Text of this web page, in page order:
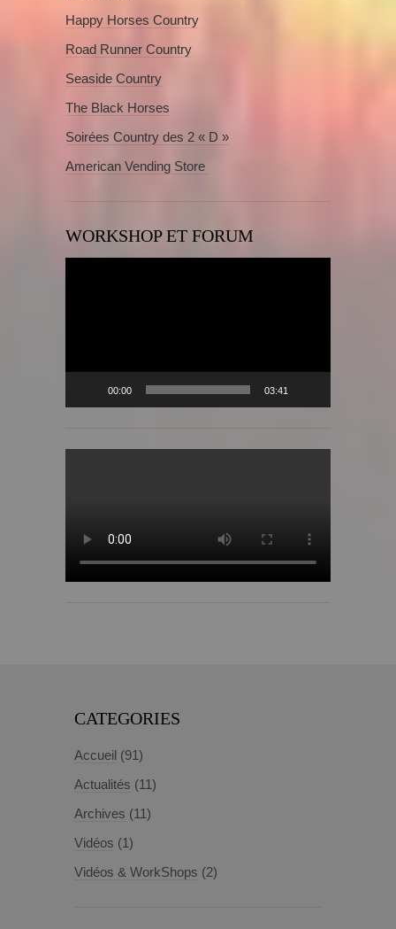
Happy Horses Country
Road Runner Country
Seaside Country
The Black Horses
Soirées Country des 2 « D »
American Vending Store
WORKSHOP ET FORUM
00:00 03:41
CATEGORIES
Accueil (91)
Actualités (11)
Archives (11)
Vidéos (1)
Vidéos & WorkShops (2)